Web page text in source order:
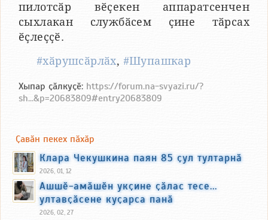
пилотсӑр вӗҫекен аппаратсенчен
сыхлакан службӑсем ҫине тӑрсах
ӗҫлеҫҫӗ.
#хӑрушсӑрлӑх, #Шупашкар
Хыпар ҫӑлкуҫӗ: https://forum.na-svyazi.ru/?
sh...&p=20683809#entry20683809
Ҫавӑн пекех пӑхӑр
Клара Чекушкина паян 85 ҫул тултарнӑ
2026, 01, 12
Ашшӗ-амӑшӗн укҫине ҫӑлас тесе...
ултавҫӑсене куҫарса панӑ
2026, 02, 27